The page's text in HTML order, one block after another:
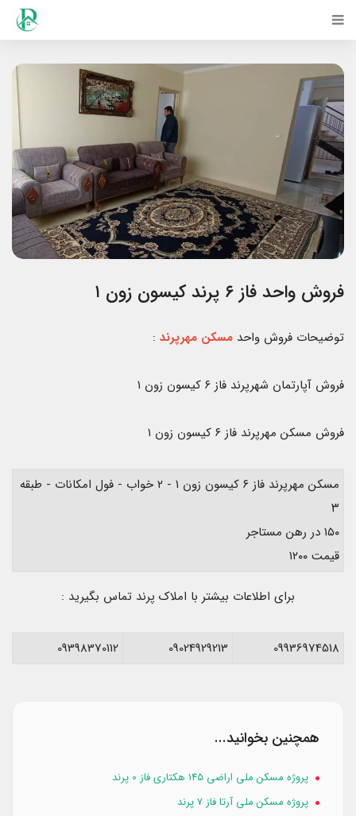
فروش واحد فاز ۶ پرند کیسون زون ۱
توضیحات فروش واحد مسکن مهرپرند :
فروش آپارتمان شهرپرند فاز ۶ کیسون زون ۱
فروش مسکن مهرپرند فاز ۶ کیسون زون ۱
مسکن مهرپرند فاز ۶ کیسون زون ۱ - ۲ خواب - فول امکانات - طبقه
۳
۱۵۰ در رهن مستاجر
قیمت ۱۲۰۰
برای اطلاعات بیشتر با املاک پرند تماس بگیرید :
09936974518
09024929213
09398370112
همچنین بخوانید...
پروژه مسکن ملی اراضی ۱۴۵ هکتاری فاز 0 پرند
پروژه مسکن ملی آرتا فاز 7 پرند